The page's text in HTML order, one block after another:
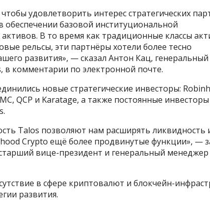
удовлетворить интерес стратегических
базовой институциональной
В то время как традиционные классы
рельсы, эти партнёры хотели более тесно
развития», — сказал Антон Кац, генеральный
в комментарии по электронной почте.
новые стратегические инвесторы:
QCP и Karatage, а также постоянные инвесторы
Talos позволяют нам расширять ликвидность
Crypto ещё более продвинутые функции», —
вице-президент и генеральный менеджер
в сфере криптовалют и блокчейн-
развития.